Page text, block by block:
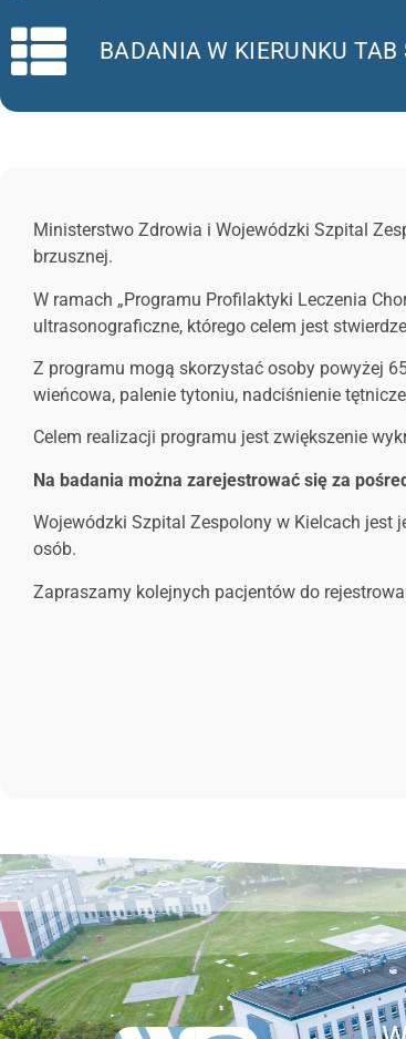
BADANIA W KIERUNKU
Ministerstwo Zdrowia i Wojewódzki Szpital
brzusznej.
W ramach „Programu Profilaktyki Leczenia
ultrasonograficzne, którego celem jest
Z programu mogą skorzystać osoby powyżej
wieńcowa, palenie tytoniu, nadciśnienie
Celem realizacji programu jest zwiększenie
Na badania można zarejestrować się za
Wojewódzki Szpital Zespolony w Kielcach jest
osób.
Zapraszamy kolejnych pacjentów do